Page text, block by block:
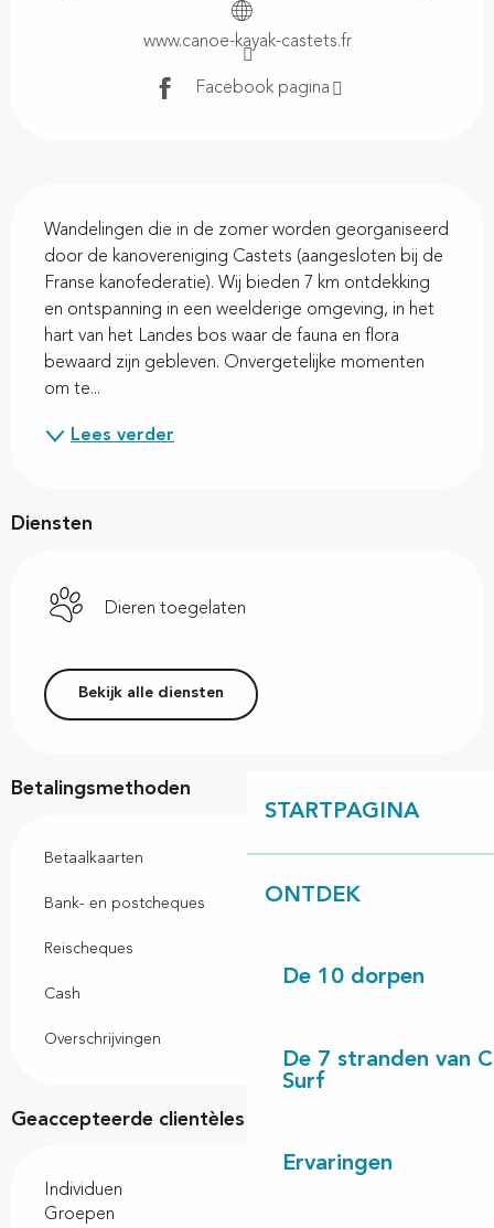
STARTPAGINA
ONTDEK
De 10 dorpen
De 7 stranden van
Surf
Ervaringen
www.canoe-kayak-castets.fr
Facebook pagina
Wandelingen die in de zomer worden georganiseerd
door de kanovereniging Castets (aangesloten bij de
Franse kanofederatie). Wij bieden 7 km ontdekking
en ontspanning in een weelderige omgeving, in het
hart van het Landes bos waar de fauna en flora
bewaard zijn gebleven. Onvergetelijke momenten
om te...
Lees verder
Diensten
Dieren toegelaten
Bekijk alle diensten
Betalingsmethoden
Betaalkaarten
Bank- en postcheques
Reischeques
Cash
Overschrijvingen
Geaccepteerde clientèles
Individuen
Groepen